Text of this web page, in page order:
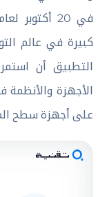
كبيرة في عالم
التطبيق أن
الأجهزة والأنظمة
على أجهزة سطح